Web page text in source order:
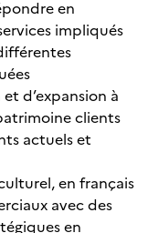
en
impliqués
d’expansion à
clients
actuels et
en français
avec des
en